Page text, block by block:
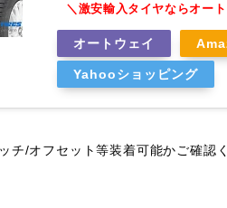
＼激安輸入タイヤならオー
オートウェイ
Yahooショッピング
チ/オフセット等装着可能かご確認く